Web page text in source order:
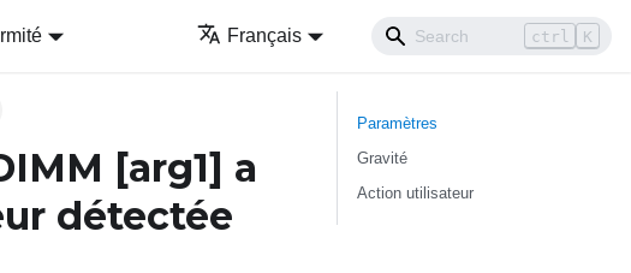
Français ctrl K
[arg1] a
détectée
Paramètres
Gravité
Action utilisateur